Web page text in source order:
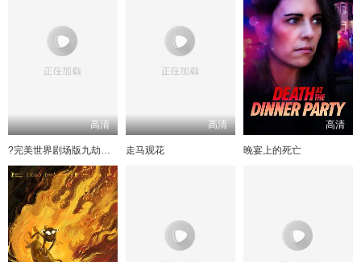
高清
?完美世界剧场版九劫焚天?
高清
走马观花
高清
晚宴上的死亡